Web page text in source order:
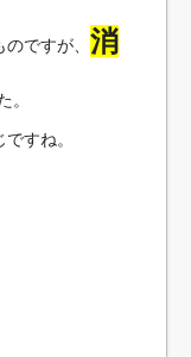
ですが、 消
。
すね。